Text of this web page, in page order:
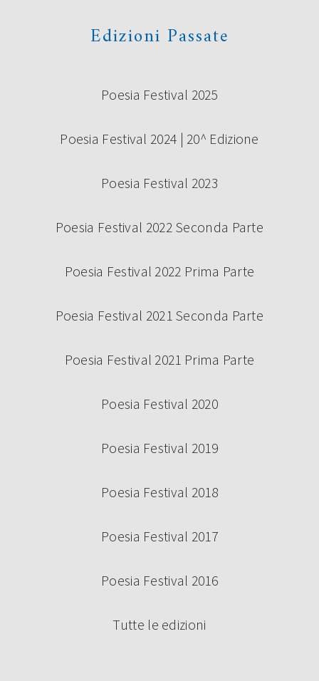
Edizioni Passate
Poesia Festival 2025
Poesia Festival 2024 | 20^ Edizione
Poesia Festival 2023
Poesia Festival 2022 Seconda Parte
Poesia Festival 2022 Prima Parte
Poesia Festival 2021 Seconda Parte
Poesia Festival 2021 Prima Parte
Poesia Festival 2020
Poesia Festival 2019
Poesia Festival 2018
Poesia Festival 2017
Poesia Festival 2016
Tutte le edizioni